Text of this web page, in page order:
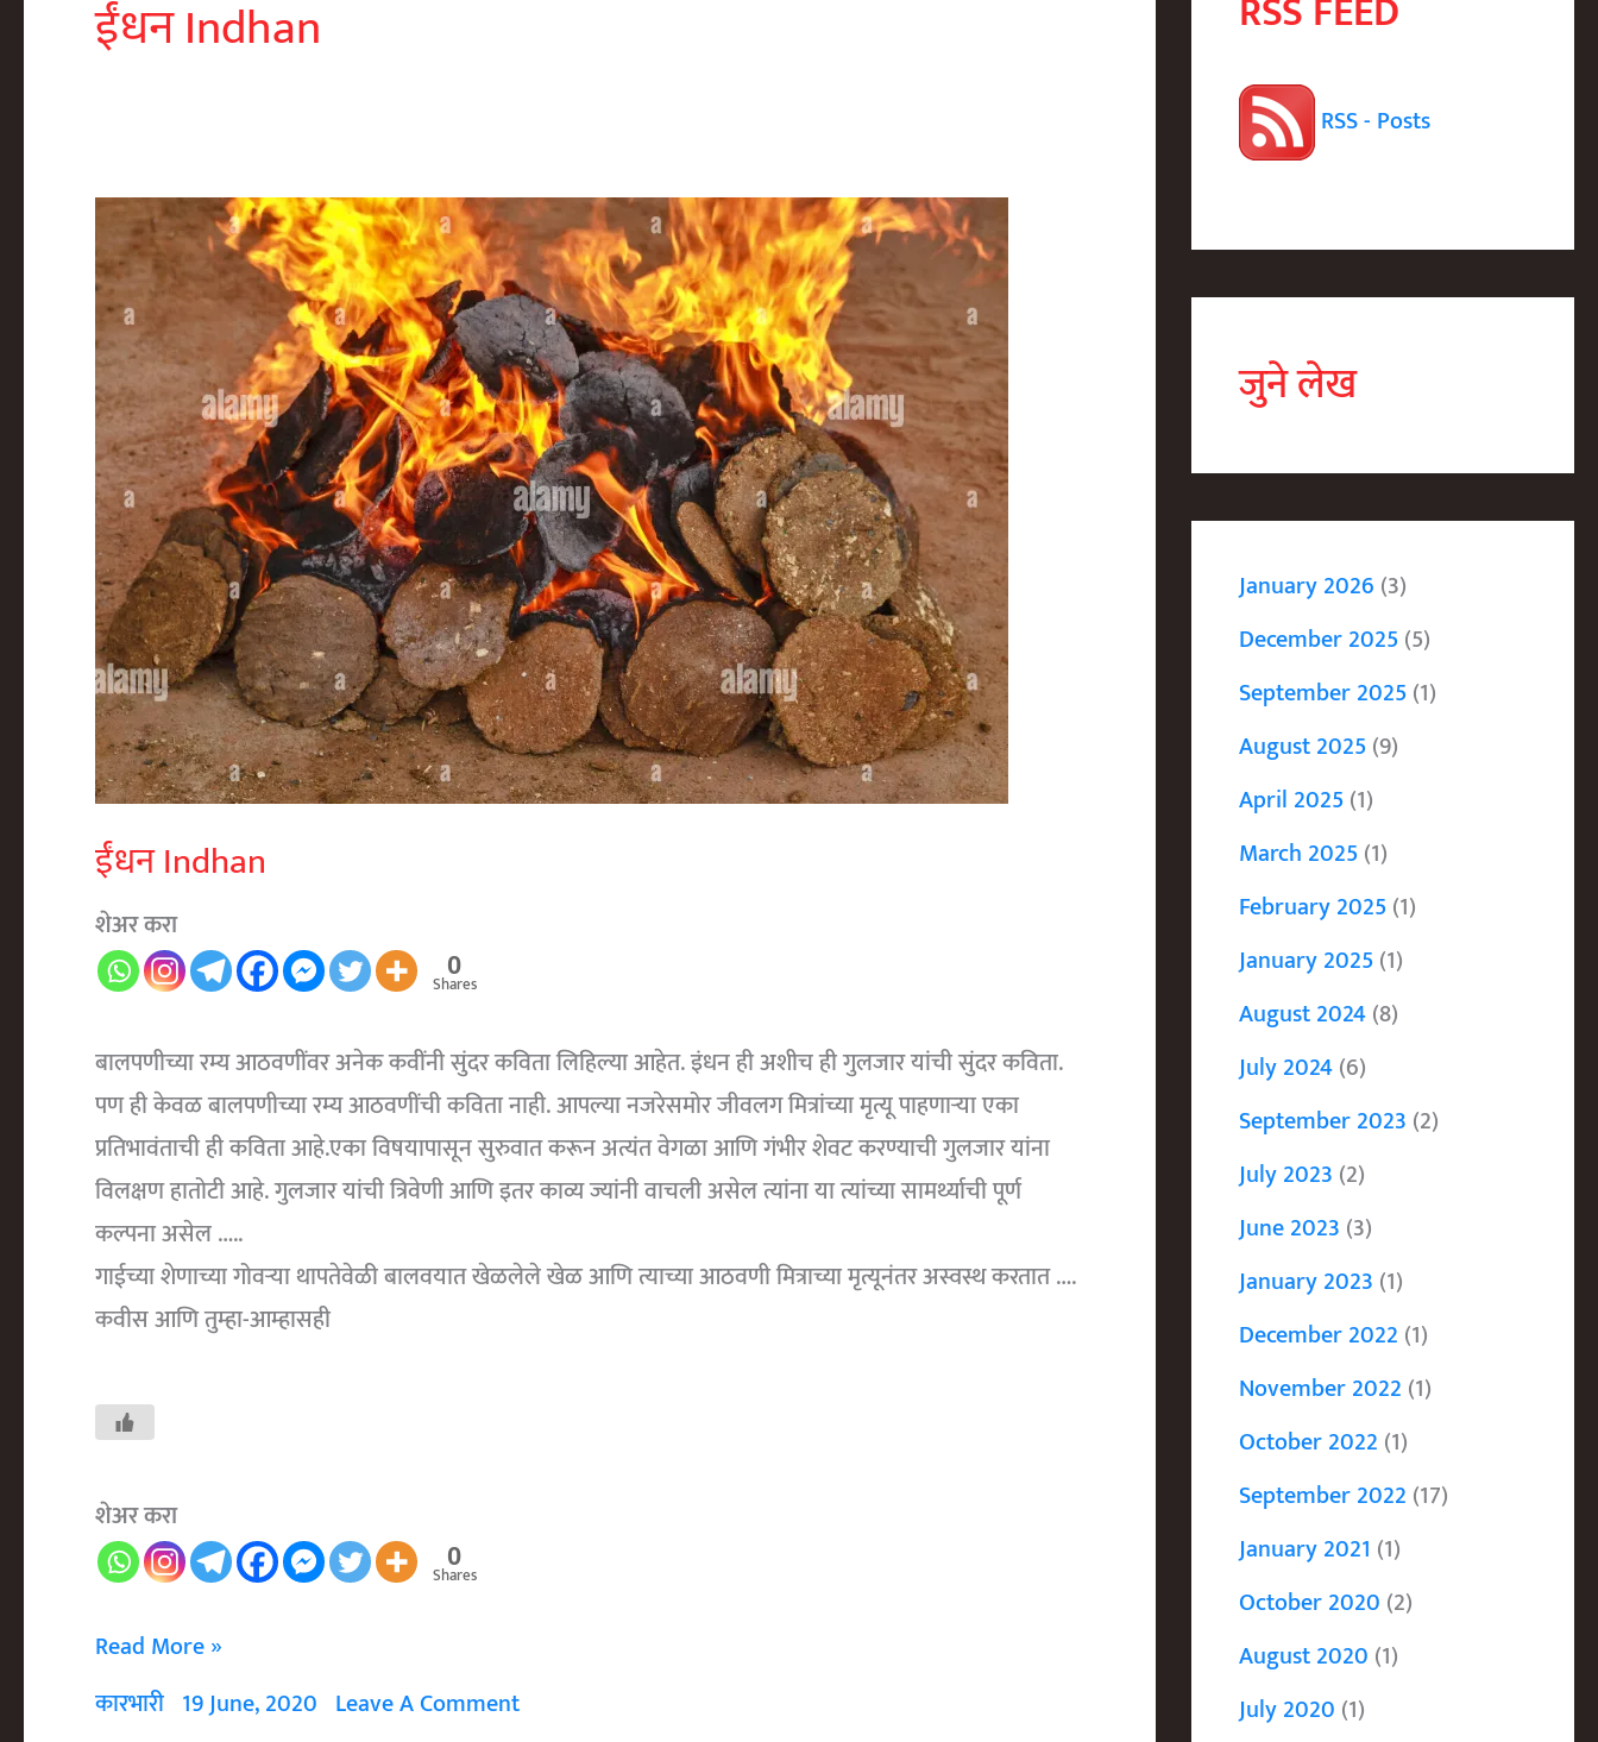
ईंधन Indhan
ईंधन Indhan
शेअर करा
0
Shares
बालपणीच्या रम्य आठवणींवर अनेक कवींनी सुंदर कविता लिहिल्या आहेत. इंधन ही अशीच ही गुलजार यांची सुंदर कविता.
पण ही केवळ बालपणीच्या रम्य आठवणींची कविता नाही. आपल्या नजरेसमोर जीवलग मित्रांच्या मृत्यू पाहणार्‍या एका
प्रतिभावंताची ही कविता आहे.एका विषयापासून सुरुवात करून अत्यंत वेगळा आणि गंभीर शेवट करण्याची गुलजार यांना
विलक्षण हातोटी आहे. गुलजार यांची त्रिवेणी आणि इतर काव्य ज्यांनी वाचली असेल त्यांना या त्यांच्या सामर्थ्याची पूर्ण
कल्पना असेल …..
गाईच्या शेणाच्या गोवर्‍या थापतेवेळी बालवयात खेळलेले खेळ आणि त्याच्या आठवणी मित्राच्या मृत्यूनंतर अस्वस्थ करतात ….
कवीस आणि तुम्हा-आम्हासही
शेअर करा
0
Shares
ईंधन
Indhan
Read More »
कारभारी 19 June, 2020 Leave A Comment
RSS - Posts
जुने लेख
January 2026 (3)
December 2025(5)
September 2025(1)
August 2025(9)
April 2025(1)
March 2025(1)
February 2025(1)
January 2025(1)
August 2024(8)
July 2024(6)
September 2023 (2)
July 2023 (2)
June 2023 (3)
January 2023 (1)
December 2022 (1)
November 2022 (1)
October 2022 (1)
September 2022 (17)
January 2021 (1)
October 2020 (2)
August 2020 (1)
July 2020 (1)